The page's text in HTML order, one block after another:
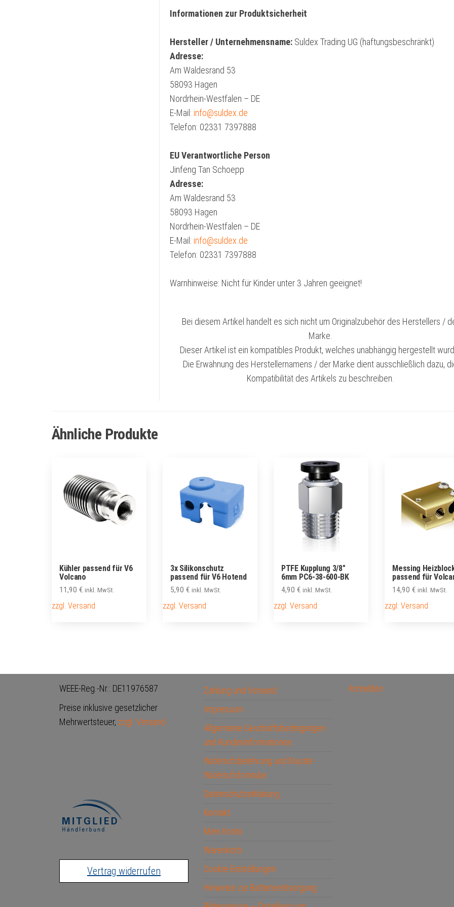
Informationen zur Produktsicherheit
Hersteller / Unternehmensname:Suldex Trading UG (haftungsbeschränkt)
Adresse:
Am Waldesrand 53
58093 Hagen
Nordrhein-Westfalen – DE
E-Mail: info@suldex.de
Telefon: 02331 7397888
EU Verantwortliche Person
Jinfeng Tan Schoepp
Adresse:
Am Waldesrand 53
58093 Hagen
Nordrhein-Westfalen – DE
E-Mail: info@suldex.de
Telefon: 02331 7397888
Warnhinweise: Nicht für Kinder unter 3 Jahren geeignet!
Bei diesem Artikel handelt es sich nicht um Originalzubehör des Herstellers /
Marke.
Dieser Artikel ist ein kompatibles Produkt, welches unabhängig hergestellt
Die Erwähnung des Herstellernamens / der Marke dient ausschließlich dazu,
Kompatibilität des Artikels zu beschreiben.
Ähnliche Produkte
Kühler passend für V6
Volcano
11,90 € inkl. MwSt.
zzgl. Versand
3x Silikonschutz
passend für V6 Hotend
5,90€ inkl. MwSt.
zzgl. Versand
PTFE Kupplung 3/8″
6mm PC6-38-600-BK
4,90€ inkl. MwSt.
zzgl. Versand
Messing
passend für
14,90€ inkl. MwSt.
zzgl. Versand
WEEE-Reg.-Nr.: DE11976587
Preise inklusive gesetzlicher
Mehrwertsteuer, zzgl. Versand
Vertrag widerrufen
Zahlung und Versand
Impressum
Allgemeine Geschäftsbedingungen
und Kundeninformationen
Widerrufsbelehrung und Muster-
Widerrufsformular
Datenschutzerklärung
Kontakt
Mein Konto
Warenkorb
Cookie-Einstellungen
Hinweise zur Batterieentsorgung
Anmelden